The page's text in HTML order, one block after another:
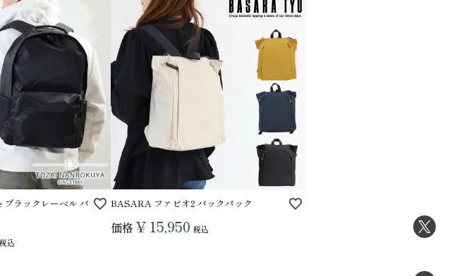
ラックレーベル バ
税込
BASARA ファビオ2 バックパック
価格 ¥15,950 税込